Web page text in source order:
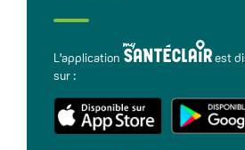
L'application
est
sur :